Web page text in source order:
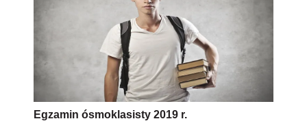
Egzamin ósmoklasisty 2019 r.